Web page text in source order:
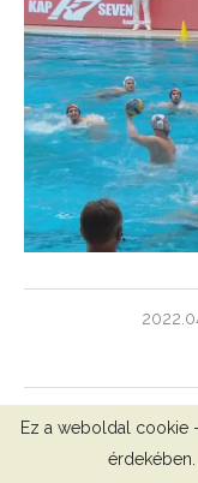
Ez a weboldal cookie
érdekében.